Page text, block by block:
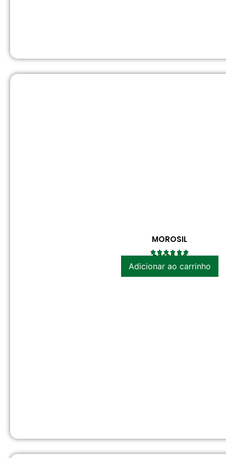
MOROSIL
R$120.00
Adicionar ao carrinho